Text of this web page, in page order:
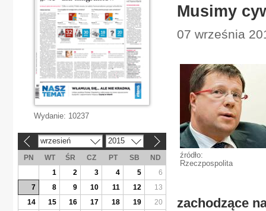
Musimy
07 września
źródło:
Rzeczpospolita
zachodzące
Wydanie: 10237
wrzesień 2015
PN WT ŚR CZ PT SB
ND
1
2 3 4 5
6
7
8 9 10 11 12
13
14
15 16 17 18 19
20